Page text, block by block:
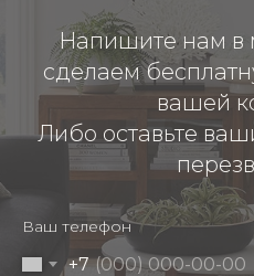
Напишите нам
сделаем
вашей
Либо оставьте
Ваш телефон
+7